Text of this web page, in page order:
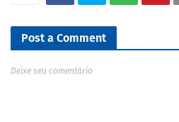
Post a Comment
Deixe seu comentário